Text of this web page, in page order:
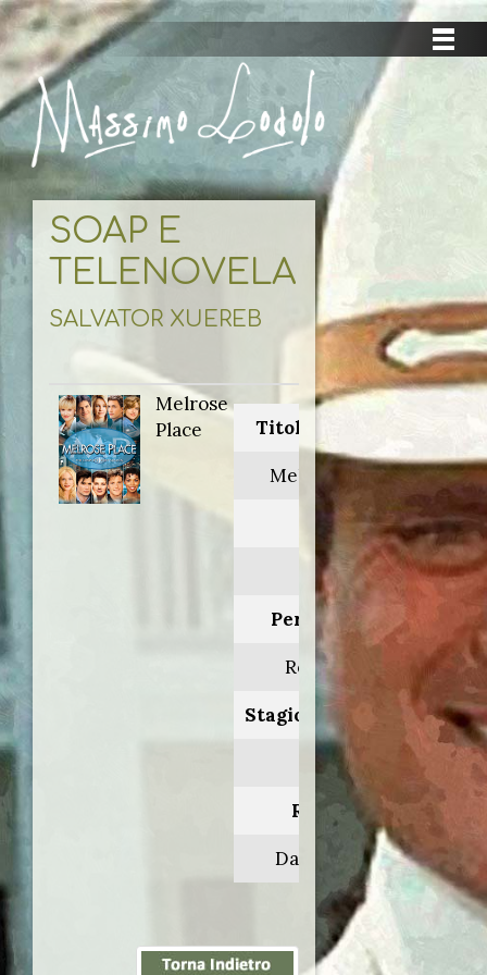
SOAP E
TELENOVELAS
SALVATOR XUEREB
Melrose
Place
Titolo originale:
Melrose Place
Anno:
1992
Personaggio:
Rob Bonds
Stagione.Episodio:
1.9
Regia di:
Daniel Attias